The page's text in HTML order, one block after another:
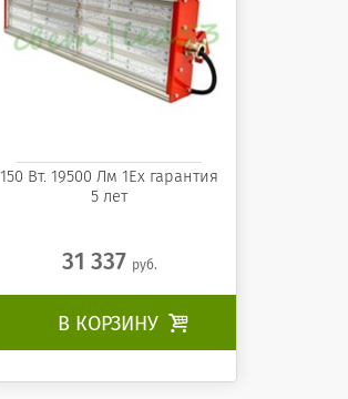
150 Вт. 19500 Лм 1Ех гарантия
5 лет
31 337 руб.
В КОРЗИНУ 